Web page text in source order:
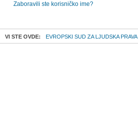
Zaboravili ste korisničko ime?
VI STE OVDE: EVROPSKI SUD ZA LJUDSKA PRAVA